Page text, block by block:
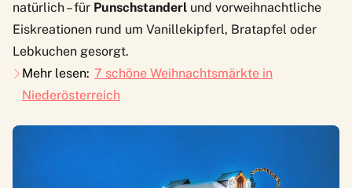
natürlich – für Punschstanderl und vorweihnachtliche
Eiskreationen rund um Vanillekipferl, Bratapfel oder
Lebkuchen gesorgt.
Mehr lesen: 7 schöne Weihnachtsmärkte in
Niederösterreich